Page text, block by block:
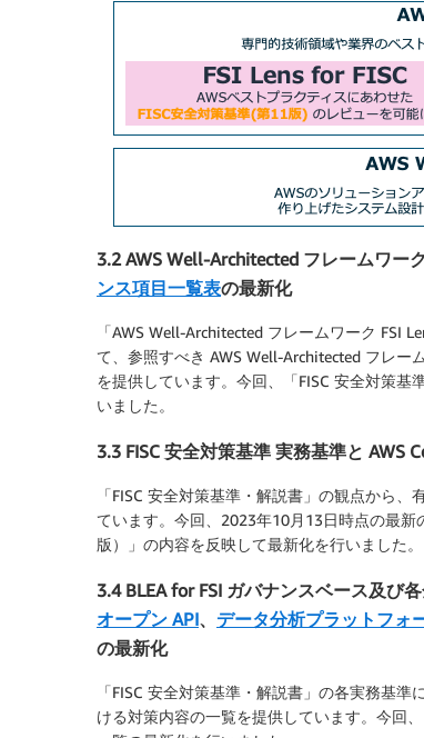
3.2 AWS Well-Architected フレームワー
ンス項目一覧表の最新化
「AWS Well-Architected フレームワーク FSI
て、参照すべき AWS Well-Architected フレー
を提供しています。今回、「FISC 安全対策
いました。
3.3 FISC 安全対策基準 実務基準と AWS
「FISC 安全対策基準・解説書」の観点から
ています。今回、2023年10月13日時点の最
版）」の内容を反映して最新化を行いました。
3.4 BLEA for FSI ガバナンスベース及び
オープン API、 データ分析プラットフォ
の最新化
「FISC 安全対策基準・解説書」の各実務基
ける対策内容の一覧を提供しています。今回